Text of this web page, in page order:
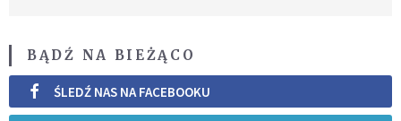
BĄDŹ NA BIEŻĄCO
ŚLEDŹ NAS NA FACEBOOKU